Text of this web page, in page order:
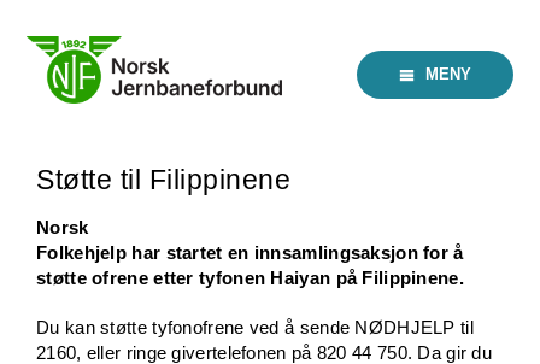
content
MENY
Støtte til Filippinene
Norsk
Folkehjelp har startet en innsamlingsaksjon for å
støtte ofrene etter tyfonen Haiyan på Filippinene.
Du kan støtte tyfonofrene ved å sende NØDHJELP til
2160, eller ringe givertelefonen på 820 44 750. Da gir du